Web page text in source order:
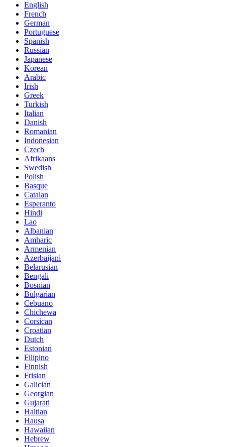
English
French
German
Portuguese
Spanish
Russian
Japanese
Korean
Arabic
Irish
Greek
Turkish
Italian
Danish
Romanian
Indonesian
Czech
Afrikaans
Swedish
Polish
Basque
Catalan
Esperanto
Hindi
Lao
Albanian
Amharic
Armenian
Azerbaijani
Belarusian
Bengali
Bosnian
Bulgarian
Cebuano
Chichewa
Corsican
Croatian
Dutch
Estonian
Filipino
Finnish
Frisian
Galician
Georgian
Gujarati
Haitian
Hausa
Hawaiian
Hebrew